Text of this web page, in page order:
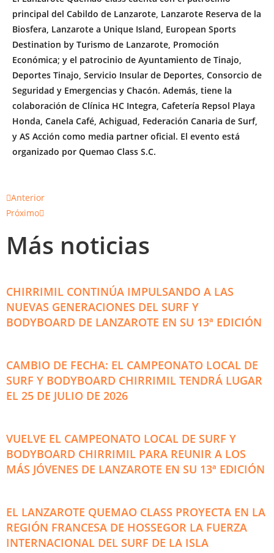
principal del Cabildo de Lanzarote, Lanzarote Reserva de la
Biosfera, Lanzarote a Unique Island, European Sports
Destination by Turismo de Lanzarote, Promoción
Económica; y el patrocinio de Ayuntamiento de Tinajo,
Deportes Tinajo, Servicio Insular de Deportes, Consorcio de
Seguridad y Emergencias y Chacón. Además, tiene la
colaboración de Clínica HC Integra, Cafetería Repsol Playa
Honda, Canela Café, Achiguad, Federación Canaria de Surf,
y AS Acción como media partner oficial. El evento está
organizado por Quemao Class S.C.
Anterior
Próximo
Más noticias
CHIRRIMIL CONTINÚA IMPULSANDO A LAS
NUEVAS GENERACIONES DEL SURF Y
BODYBOARD DE LANZAROTE EN SU 13ª EDICIÓN
CAMBIO DE FECHA: EL CAMPEONATO LOCAL DE
SURF Y BODYBOARD CHIRRIMIL TENDRÁ LUGAR
EL 25 DE JULIO DE 2026
VUELVE EL CAMPEONATO LOCAL DE SURF Y
BODYBOARD CHIRRIMIL PARA REUNIR A LOS
MÁS JÓVENES DE LANZAROTE EN SU 13ª EDICIÓN
EL LANZAROTE QUEMAO CLASS PROYECTA EN LA
REGIÓN FRANCESA DE HOSSEGOR LA FUERZA
INTERNACIONAL DEL SURF DE LA ISLA